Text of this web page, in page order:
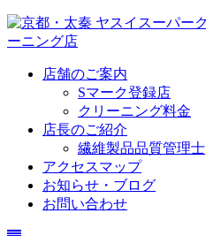
店舗のご案内
Sマーク登録店
クリーニング料金
店長のご紹介
繊維製品品質管理士
アクセスマップ
お知らせ・ブログ
お問い合わせ